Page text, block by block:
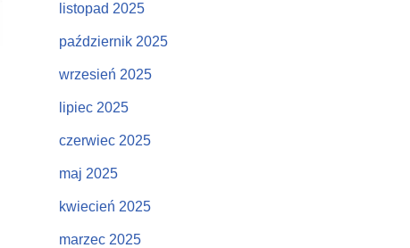
listopad 2025
październik 2025
wrzesień 2025
lipiec 2025
czerwiec 2025
maj 2025
kwiecień 2025
marzec 2025